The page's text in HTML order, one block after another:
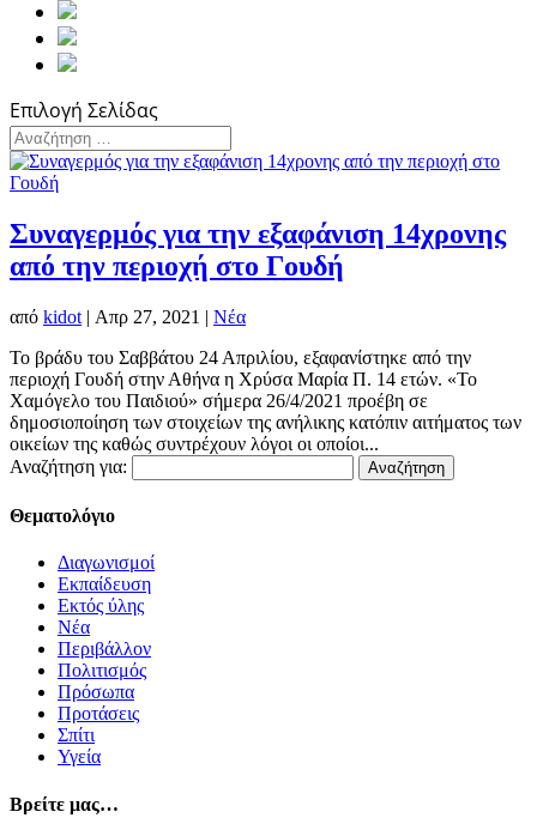
Επιλογή Σελίδας
Συναγερμός για την εξαφάνιση 14χρονης
από την περιοχή στο Γουδή
από kidot | Απρ 27, 2021 | Νέα
Το βράδυ του Σαββάτου 24 Απριλίου, εξαφανίστηκε από την
περιοχή Γουδή στην Αθήνα η Χρύσα Μαρία Π. 14 ετών. «Το
Χαμόγελο του Παιδιού» σήμερα 26/4/2021 προέβη σε
δημοσιοποίηση των στοιχείων της ανήλικης κατόπιν αιτήματος των
οικείων της καθώς συντρέχουν λόγοι οι οποίοι...
Αναζήτηση για:
Θεματολόγιο
Διαγωνισμοί
Εκπαίδευση
Εκτός ύλης
Νέα
Περιβάλλον
Πολιτισμός
Πρόσωπα
Προτάσεις
Σπίτι
Υγεία
Βρείτε μας…